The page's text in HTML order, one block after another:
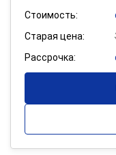
Стоимость:
Старая цена:
Рассрочка: